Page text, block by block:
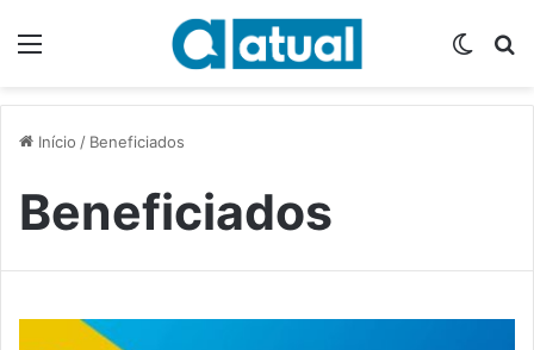
Início / Beneficiados
Beneficiados